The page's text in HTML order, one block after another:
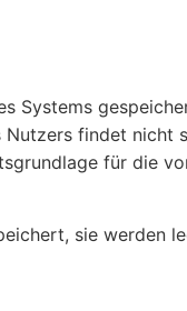
Systems
Nutzers findet
für die
sie werden